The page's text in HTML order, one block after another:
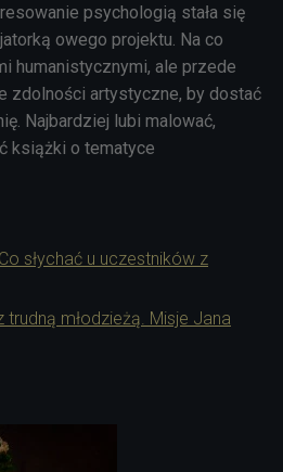
psychologią stała się
owego projektu. Na co
humanistycznymi, ale przede
zdolności artystyczne, by dostać
Najbardziej lubi malować,
książki o tematyce
słychać u uczestników z
młodzieżą. Misje Jana